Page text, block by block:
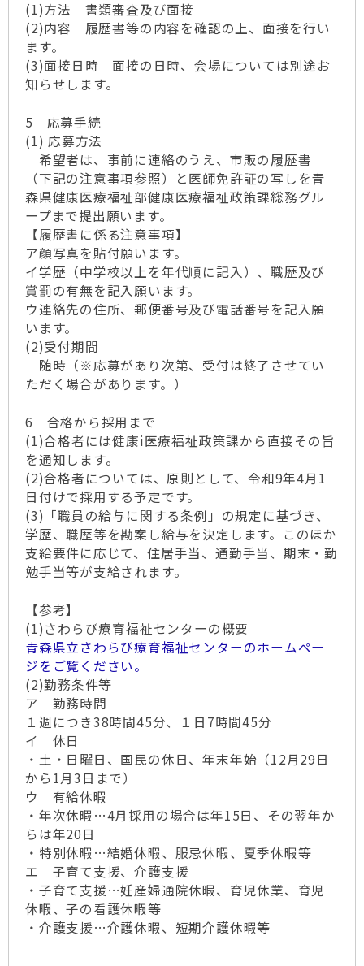
(1)方法 書類審査及び面接
(2)内容 履歴書等の内容を確認の上、面接を行い
ます。
(3)面接日時 面接の日時、会場については別途お
知らせします。
5 応募手続
(1) 応募方法
希望者は、事前に連絡のうえ、市販の履歴書
（下記の注意事項参照）と医師免許証の写しを青
森県健康医療福祉部健康医療福祉政策課総務グル
ープまで提出願います。
【履歴書に係る注意事項】
ア顔写真を貼付願います。
イ学歴（中学校以上を年代順に記入）、職歴及び
賞罰の有無を記入願います。
ウ連絡先の住所、郵便番号及び電話番号を記入願
います。
(2)受付期間
随時（※応募があり次第、受付は終了させてい
ただく場合があります。）
6 合格から採用まで
(1)合格者には健康i医療福祉政策課から直接その旨
を通知します。
(2)合格者については、原則として、令和9年4月1
日付けで採用する予定です。
(3)「職員の給与に関する条例」の規定に基づき、
学歴、職歴等を勘案し給与を決定します。このほか
支給要件に応じて、住居手当、通勤手当、期末・勤
勉手当等が支給されます。
【参考】
(1)さわらび療育福祉センターの概要
青森県立さわらび療育福祉センターのホームペー
ジをご覧ください。
(2)勤務条件等
ア 勤務時間
１週につき38時間45分、１日7時間45分
イ 休日
・土・日曜日、国民の休日、年末年始（12月29日
から1月3日まで）
ウ 有給休暇
・年次休暇…4月採用の場合は年15日、その翌年か
らは年20日
・特別休暇…結婚休暇、服忌休暇、夏季休暇等
エ 子育て支援、介護支援
・子育て支援…妊産婦通院休暇、育児休業、育児
休暇、子の看護休暇等
・介護支援…介護休暇、短期介護休暇等